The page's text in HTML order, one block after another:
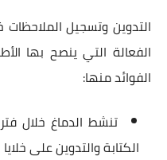
التدوين وتسجيل الملاحظات
الفعالة التي ينصح بها
الفوائد منها:
تنشط الدماغ خلال
الكتابة والتدوين على